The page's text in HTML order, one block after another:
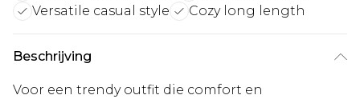
Versatile casual style
Cozy long length
Beschrijving
Voor een trendy outfit die comfort en